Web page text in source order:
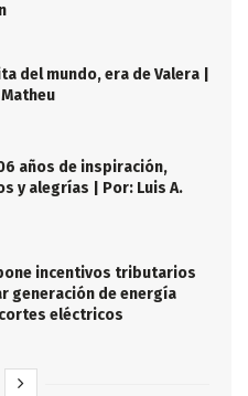
del mundo, era de Valera |
años de inspiración,
y alegrías | Por: Luis A.
incentivos tributarios
generación de energía
eléctricos